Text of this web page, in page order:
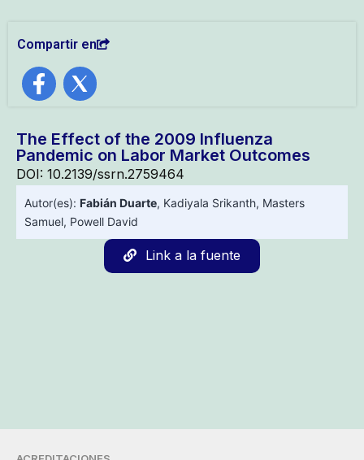
Compartir en
The Effect of the 2009 Influenza
Pandemic on Labor Market Outcomes
DOI: 10.2139/ssrn.2759464
Autor(es): Fabián Duarte, Kadiyala Srikanth, Masters
Samuel, Powell David
Link a la fuente